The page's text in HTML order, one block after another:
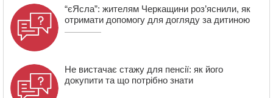
“єЯсла”: жителям Черкащини роз’яснили, як
отримати допомогу для догляду за дитиною
Не вистачає стажу для пенсії: як його
докупити та що потрібно знати